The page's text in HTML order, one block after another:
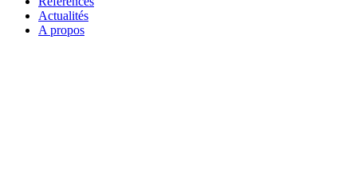
Actualités
A propos